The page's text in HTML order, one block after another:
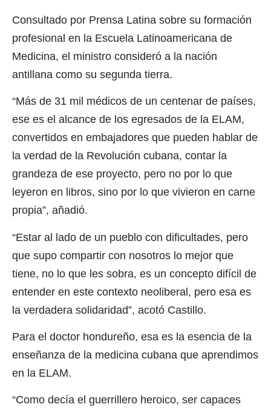
Consultado por Prensa Latina sobre su formación
profesional en la Escuela Latinoamericana de
Medicina, el ministro consideró a la nación
antillana como su segunda tierra.
“Más de 31 mil médicos de un centenar de países,
ese es el alcance de los egresados de la ELAM,
convertidos en embajadores que pueden hablar de
la verdad de la Revolución cubana, contar la
grandeza de ese proyecto, pero no por lo que
leyeron en libros, sino por lo que vivieron en carne
propia”, añadió.
“Estar al lado de un pueblo con dificultades, pero
que supo compartir con nosotros lo mejor que
tiene, no lo que les sobra, es un concepto difícil de
entender en este contexto neoliberal, pero esa es
la verdadera solidaridad”, acotó Castillo.
Para el doctor hondureño, esa es la esencia de la
enseñanza de la medicina cubana que aprendimos
en la ELAM.
“Como decía el guerrillero heroico, ser capaces